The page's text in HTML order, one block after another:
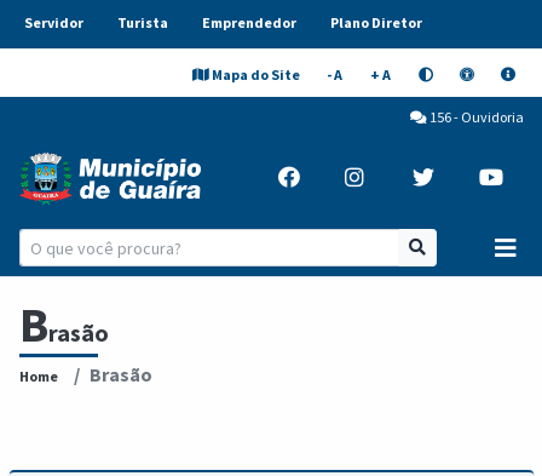
Servidor Turista Emprendedor Plano Diretor
Mapa do Site - A + A
156 - Ouvidoria
Brasão
Home Brasão